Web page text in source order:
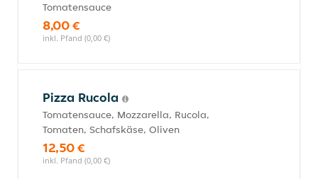
Tomatensauce
8,00 €
inkl. Pfand (0,00 €)
Pizza Rucola
Tomatensauce, Mozzarella, Rucola,
Tomaten, Schafskäse, Oliven
12,50 €
inkl. Pfand (0,00 €)